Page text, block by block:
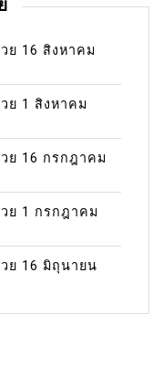
ย 16 สิงหาคม
ย 1 สิงหาคม
ย 16 กรกฎาคม
ย 1 กรกฎาคม
ย 16 มิถุนายน